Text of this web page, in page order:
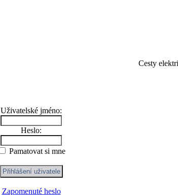
Cesty
Uživatelské jméno:
Heslo:
Pamatovat si mne
Zapomenuté heslo